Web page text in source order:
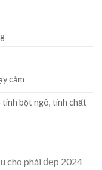
cảm
tinh bột ngô, tinh chất